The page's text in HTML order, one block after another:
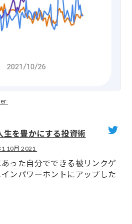
生を豊かにする投資術
10月 2021
った自分でできる被リンクゲ
ンパワーホントにアップした